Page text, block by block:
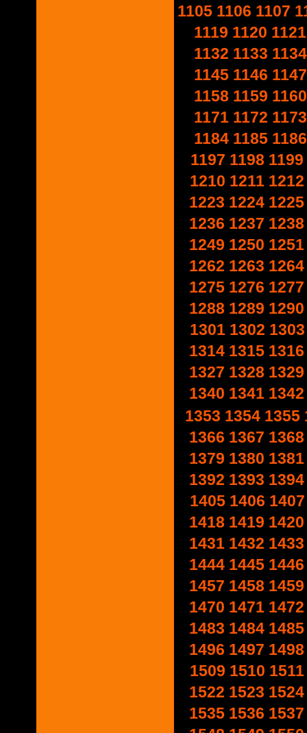
1105 1106 1107
1119 1120 1121
1132 1133 1134
1145 1146 1147
1158 1159 1160
1171 1172 1173
1184 1185 1186
1197 1198 1199
1210 1211 1212
1223 1224 1225
1236 1237 1238
1249 1250 1251
1262 1263 1264
1275 1276 1277
1288 1289 1290
1301 1302 1303
1314 1315 1316
1327 1328 1329
1340 1341 1342
1353 1354 1355
1366 1367 1368
1379 1380 1381
1392 1393 1394
1405 1406 1407
1418 1419 1420
1431 1432 1433
1444 1445 1446
1457 1458 1459
1470 1471 1472
1483 1484 1485
1496 1497 1498
1509 1510 1511
1522 1523 1524
1535 1536 1537